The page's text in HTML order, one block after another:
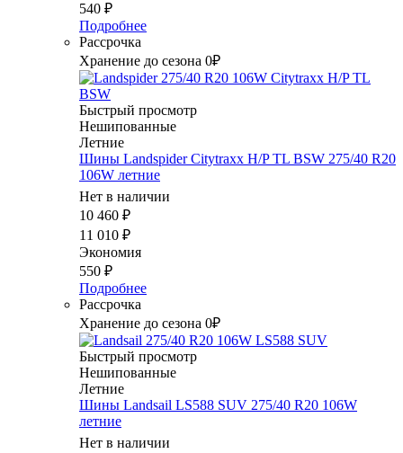
540 ₽
Подробнее
Рассрочка
Хранение до сезона 0₽
Быстрый просмотр
Нешипованные
Летние
Шины Landspider Citytraxx H/P TL BSW 275/40 R20
106W летние
Нет в наличии
10 460 ₽
11 010 ₽
Экономия
550 ₽
Подробнее
Рассрочка
Хранение до сезона 0₽
Быстрый просмотр
Нешипованные
Летние
Шины Landsail LS588 SUV 275/40 R20 106W
летние
Нет в наличии